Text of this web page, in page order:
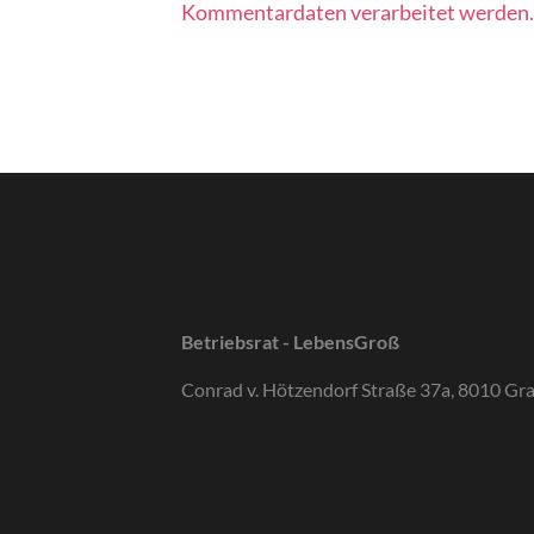
Kommentardaten verarbeitet werden.
Betriebsrat - LebensGroß
Conrad v. Hötzendorf Straße 37a, 8010